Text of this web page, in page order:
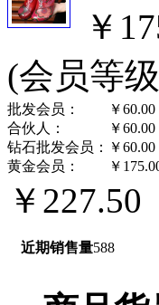
￥
(会员等
批发会员：
￥60.00
合伙人：
￥60.00
钻石批发会员：
￥60.00
黄金会员：
￥
￥227.50
近期销售量588